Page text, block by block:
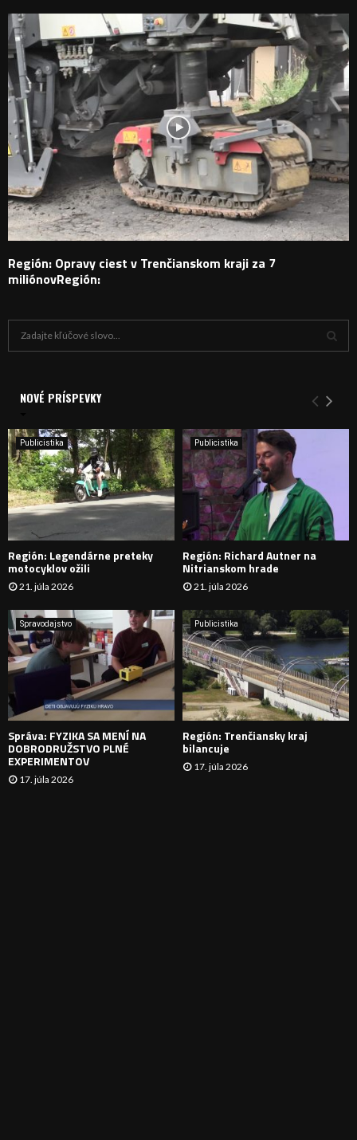
Región: Opravy ciest v Trenčianskom kraji za 7
miliónovRegión:
i
e
:
Y
H
D
A
N
I
E
NOVÉ PRÍSPEVKY
Publicistika
Región: Legendárne preteky
motocyklov ožili
21. júla 2026
Publicistika
Región: Richard Autner na
Nitrianskom hrade
21. júla 2026
Spravodajstvo
Správa: FYZIKA SA MENÍ NA
DOBRODRUŽSTVO PLNÉ
EXPERIMENTOV
17. júla 2026
Publicistika
Región: Trenčiansky kraj
bilancuje
17. júla 2026